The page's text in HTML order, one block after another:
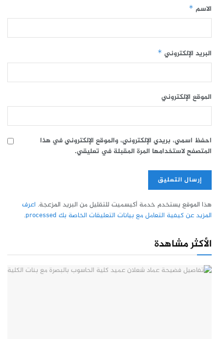
الاسم *
البريد الإلكتروني *
الموقع الإلكتروني
احفظ اسمي، بريدي الإلكتروني، والموقع الإلكتروني في هذا
المتصفح لاستخدامها المرة المقبلة في تعليقي.
هذا الموقع يستخدم خدمة أكيسميت للتقليل من البريد المزعجة. اعرف
المزيد عن كيفية التعامل مع بيانات التعليقات الخاصة بك processed
.
الأكثر مشاهدة